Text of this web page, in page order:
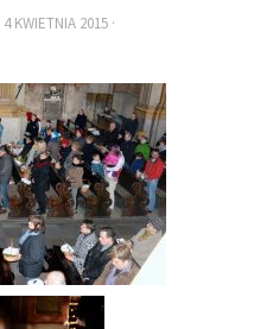
4 KWIETNIA 2015 ·